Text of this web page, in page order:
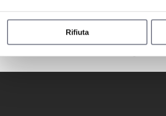
Rifiuta